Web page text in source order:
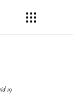
19